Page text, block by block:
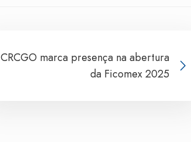
CRCGO marca presença na abertura
da Ficomex 2025